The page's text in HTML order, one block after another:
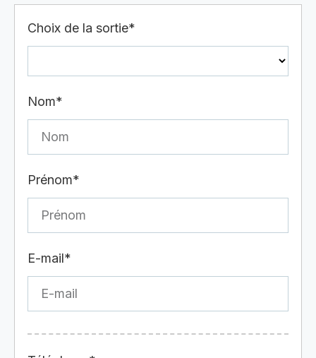
Choix de la sortie*
Nom*
Prénom*
E-mail*